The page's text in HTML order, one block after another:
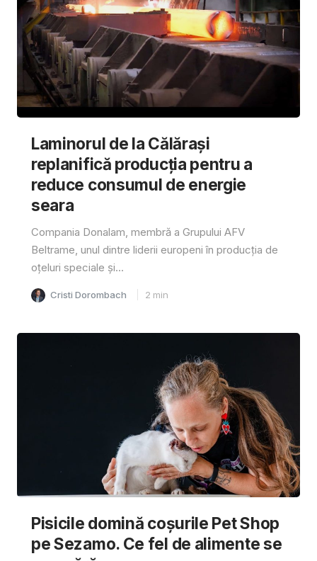
Laminorul de la Călărași
replanifică producția pentru a
reduce consumul de energie
seara
Compania Donalam, membră a Grupului AFV
Beltrame, unul dintre liderii europeni în producția de
oțeluri speciale și...
Cristi Dorombach 2 min
Pisicile domină coșurile Pet Shop
pe Sezamo. Ce fel de alimente se